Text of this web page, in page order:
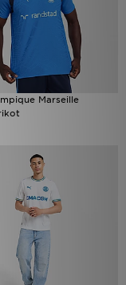
Marseille